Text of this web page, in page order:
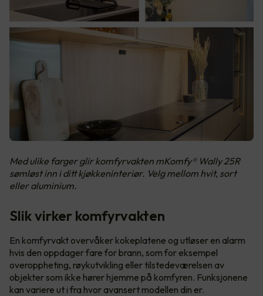
Med ulike farger glir komfyrvakten mKomfy® Wally 25R
sømløst inn i ditt kjøkkeninteriør. Velg mellom hvit, sort
eller aluminium.
Slik virker komfyrvakten
En komfyrvakt overvåker kokeplatene og utløser en alarm
hvis den oppdager fare for brann, som for eksempel
overoppheting, røykutvikling eller tilstedeværelsen av
objekter som ikke hører hjemme på komfyren. Funksjonene
kan variere ut i fra hvor avansert modellen din er.